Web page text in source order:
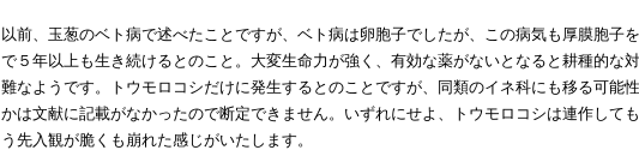
以前、玉葱のベト病で述べたことですが、ベト病は卵胞子でしたが、この病気も厚膜胞子
で５年以上も生き続けるとのこと。大変生命力が強く、有効な薬がないとなると耕種的な
難なようです。トウモロコシだけに発生するとのことですが、同類のイネ科にも移る可能
かは文献に記載がなかったので断定できません。いずれにせよ、トウモロコシは連作して
う先入観が脆くも崩れた感じがいたします。